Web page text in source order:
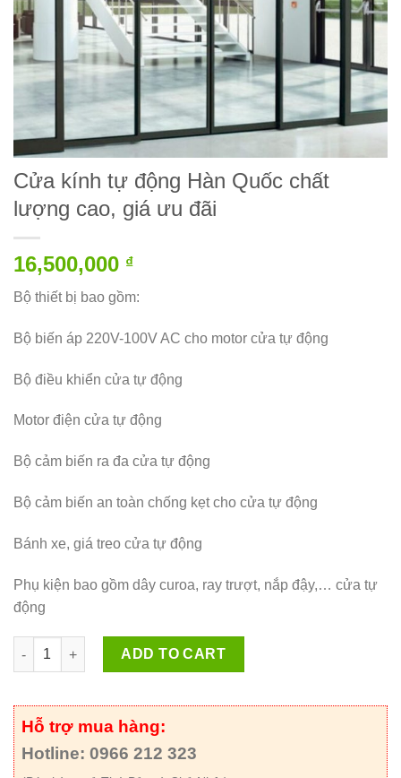
Cửa kính tự động Hàn Quốc chất
lượng cao, giá ưu đãi
16,500,000 ₫
Bộ thiết bị bao gồm:
Bộ biến áp 220V-100V AC cho motor cửa tự động
Bộ điều khiển cửa tự động
Motor điện cửa tự động
Bộ cảm biến ra đa cửa tự động
Bộ cảm biến an toàn chống kẹt cho cửa tự động
Bánh xe, giá treo cửa tự động
Phụ kiện bao gồm dây curoa, ray trượt, nắp đậy,… cửa tự
động
Quantity
ADD TO CART
Hỗ trợ mua hàng:
Hotline: 0966 212 323